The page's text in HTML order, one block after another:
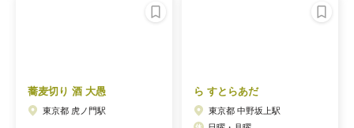
蕎麦切り 酒 大愚
東京都 虎ノ門駅
ら すとらあだ
東京都 中野坂上駅